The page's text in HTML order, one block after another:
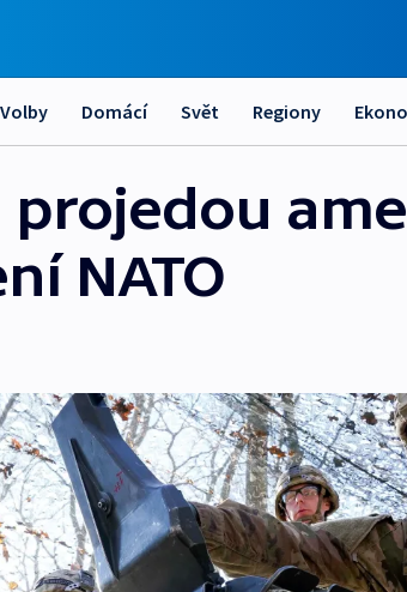
Volby Domácí Svět Regiony
projedou
NATO